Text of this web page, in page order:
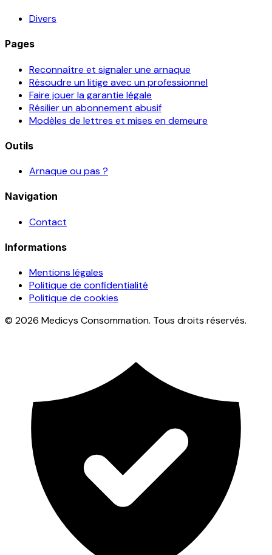
Divers
Pages
Reconnaître et signaler une arnaque
Résoudre un litige avec un professionnel
Faire jouer la garantie légale
Résilier un abonnement abusif
Modèles de lettres et mises en demeure
Outils
Arnaque ou pas ?
Navigation
Contact
Informations
Mentions légales
Politique de confidentialité
Politique de cookies
© 2026 Medicys Consommation. Tous droits réservés.